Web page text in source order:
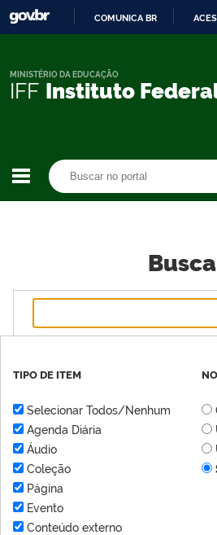
COMUNICA BR
IFF Instituto
MINISTÉRIO DA EDUCAÇÃO
Busca
TIPO DE ITEM
Selecionar Todos/Nenhum
Agenda Diária
Áudio
Coleção
Página
Evento
Conteúdo externo